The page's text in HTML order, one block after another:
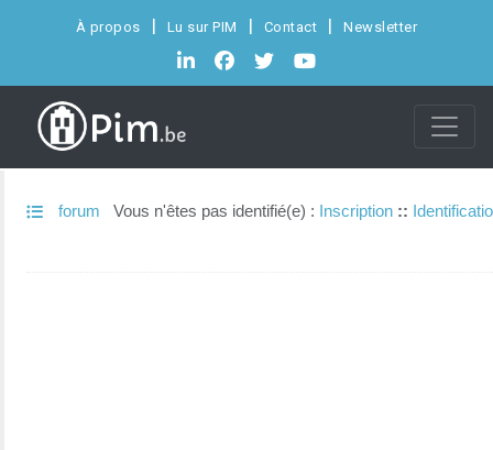
À propos Lu sur PIM Contact Newsletter
forum Vous n'êtes pas identifié(e) : Inscription ::